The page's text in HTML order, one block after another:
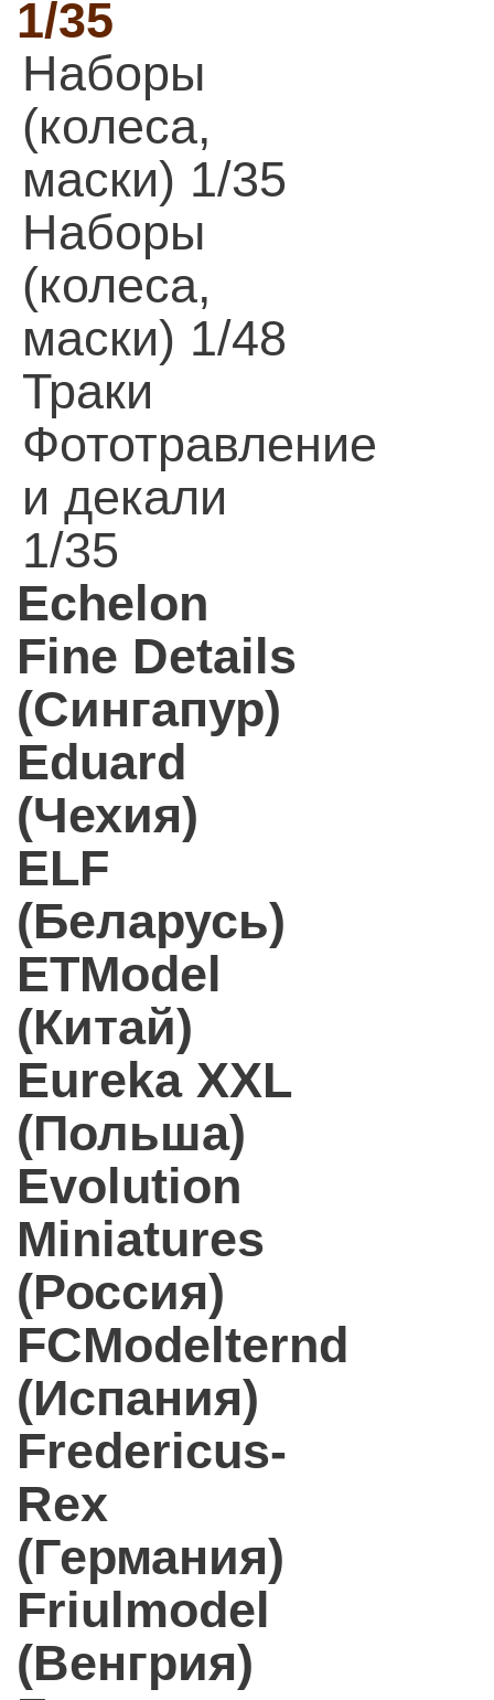
1/35
Наборы
(колеса,
маски) 1/35
Наборы
(колеса,
маски) 1/48
Траки
Фототравление
и декали
1/35
Echelon
Fine Details
(Сингапур)
Eduard
(Чехия)
ELF
(Беларусь)
ETModel
(Китай)
Eureka XXL
(Польша)
Evolution
Miniatures
(Россия)
FCModelternd
(Испания)
Fredericus-
Rex
(Германия)
Friulmodel
(Венгрия)